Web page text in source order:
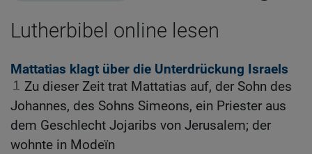
Lutherbibel online lesen
Mattatias klagt über die Unterdrückung Israels
1
Zu dieser Zeit trat Mattatias auf, der Sohn des
Johannes, des Sohns Simeons, ein Priester aus
dem Geschlecht Jojaribs von Jerusalem; der
wohnte in Modeïn